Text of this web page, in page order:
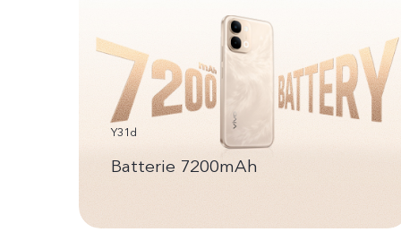
Y31d
Batterie 7200mAh